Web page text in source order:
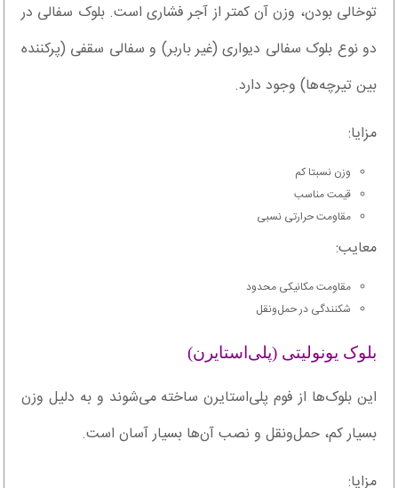
توخالی بودن، وزن آن کمتر از آجر فشاری است. بلوک سفالی در
دو نوع بلوک سفالی دیواری (غیر باربر) و سفالی سقفی (پرکننده
بین تیرچه‌ها) وجود دارد.
مزایا:
وزن نسبتا کم
قیمت مناسب
مقاومت حرارتی نسبی
معایب:
مقاومت مکانیکی محدود
شکنندگی در حمل‌ونقل
بلوک یونولیتی (پلی‌استایرن)
این بلوک‌ها از فوم پلی‌استایرن ساخته می‌شوند و به دلیل وزن
بسیار کم، حمل‌ونقل و نصب آن‌ها بسیار آسان است.
مزایا: